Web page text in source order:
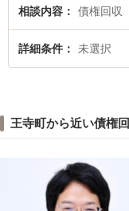
相談内容 債権回収
詳細条件 未選択
王寺町から近い債権